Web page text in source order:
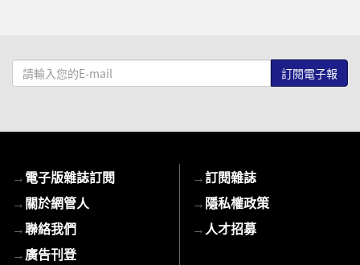
請
輸
mail
→電子版雜誌訂閱
→關於網管人
→聯絡我們
→廣告刊登
→訂閱雜誌
→隱私權政策
→人才招募